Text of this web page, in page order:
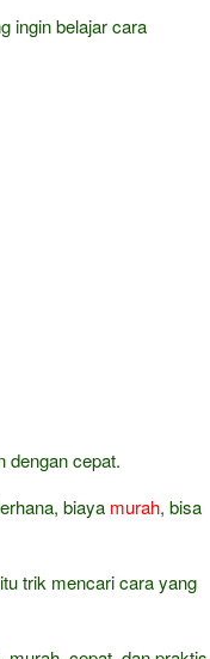
ingin belajar cara
dengan cepat.
biaya murah, bisa
trik mencari cara yang